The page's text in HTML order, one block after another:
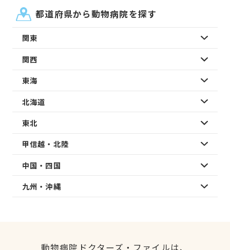
都道府県から動物病院を探す
関東
関西
東海
北海道
東北
甲信越・北陸
中国・四国
九州・沖縄
動物病院ドクターズ・ファイルは、